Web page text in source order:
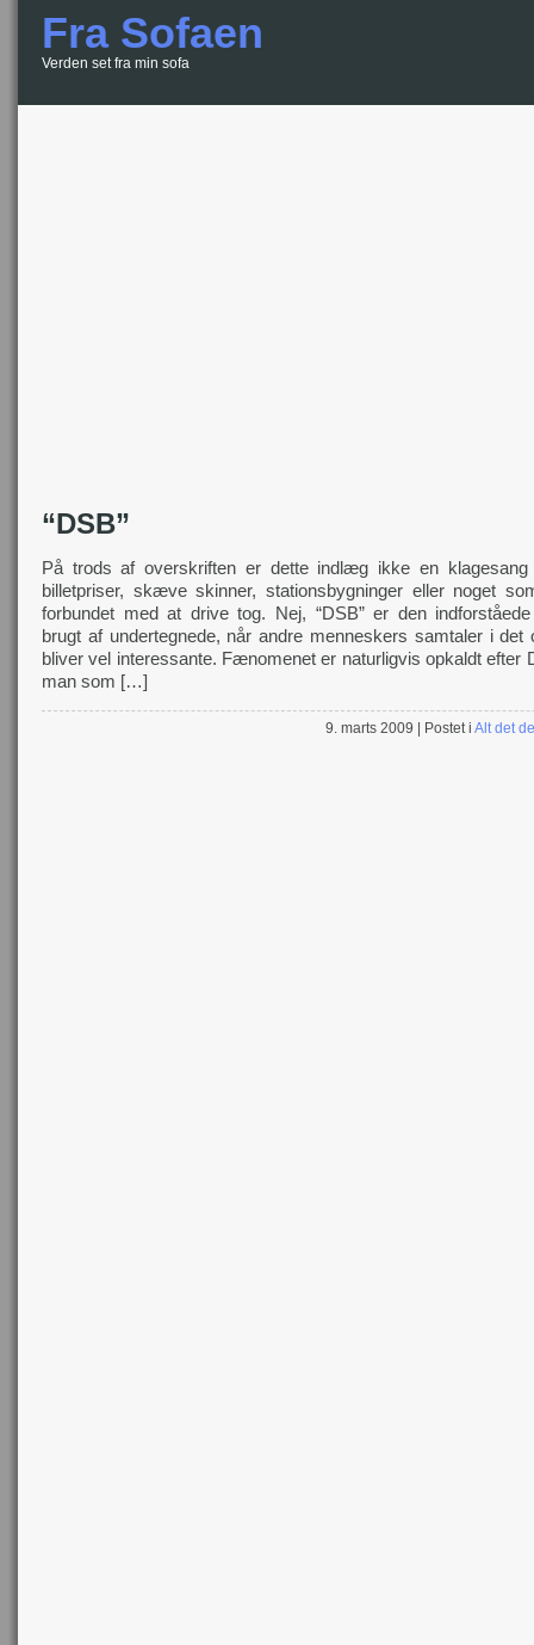
Fra Sofaen
Verden set fra min sofa
“DSB”
På trods af overskriften er dette indlæg ikke en klagesang
billetpriser, skæve skinner, stationsbygninger eller noget
forbundet med at drive tog. Nej, “DSB” er den
brugt af undertegnede, når andre menneskers samtaler i det
bliver vel interessante. Fænomenet er naturligvis opkaldt efter
man som […]
9. marts 2009 | Postet i Alt det